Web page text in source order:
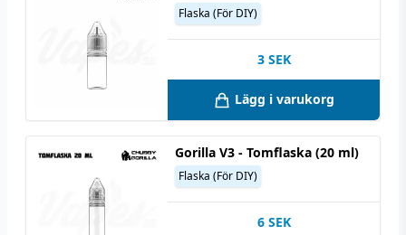
Flaska (För DIY)
3 SEK
Lägg i varukorg
Gorilla V3 - Tomflaska (20 ml)
Flaska (För DIY)
6 SEK